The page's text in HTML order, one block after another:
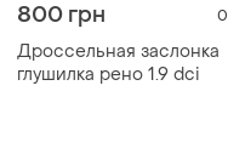
800 грн 0
Дроссельная заслонка
глушилка рено 1.9 dci